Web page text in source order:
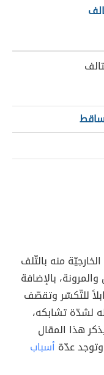
منه بالتّلف
بالإضافة
للتّكسّر وتقصّف
لشدّة تشابكه،
هذا المقال
وتوجد عدّة أسباب